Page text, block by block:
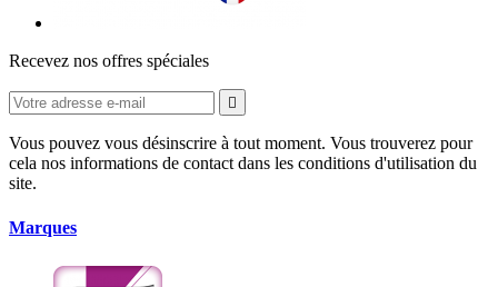
Recevez nos offres spéciales

Vous pouvez vous désinscrire à tout moment. Vous trouverez pour
cela nos informations de contact dans les conditions d'utilisation du
site.
Marques